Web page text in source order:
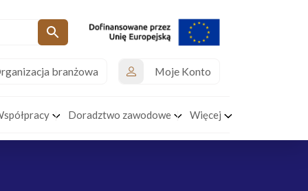
branżowa Moje Konto
Doradztwo zawodowe Więcej